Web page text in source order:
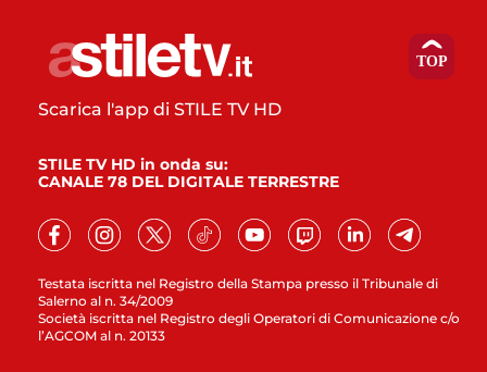
Testata iscritta nel Registro della Stampa presso il Tribunale di
Salerno al n. 34/2009
Società iscritta nel Registro degli Operatori di Comunicazione c/o
l’AGCOM al n. 20133
Scarica l'app di STILE TV HD
STILE TV HD in onda su:
CANALE 78 DEL DIGITALE TERRESTRE